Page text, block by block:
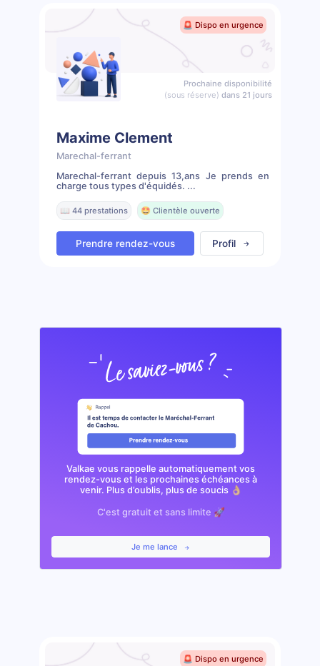
🚨 Dispo en urgence
Prochaine disponibilité
(sous réserve) dans 21 jours
Maxime Clement
Marechal-ferrant
Marechal-ferrant depuis 13,ans Je prends en
charge tous types d'équidés. ...
📖 44 prestations 🤩 Clientèle ouverte
Prendre rendez-vous Profil
Valkae vous rappelle automatiquement vos
rendez-vous et les prochaines échéances à
venir. Plus d’oublis, plus de soucis 👌🏼
C'est gratuit et sans limite 🚀
Je me lance
🚨 Dispo en urgence